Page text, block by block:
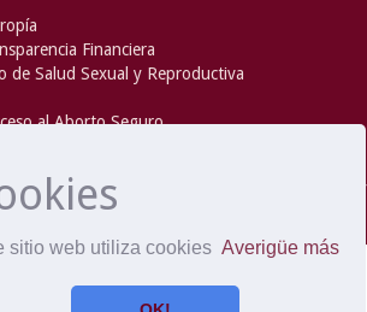
sitio web utiliza cookies Averigüe más
Financiera
de Salud Sexual y Reproductiva
al Aborto Seguro
andHewlett-Packard
- Extensión mantenida y